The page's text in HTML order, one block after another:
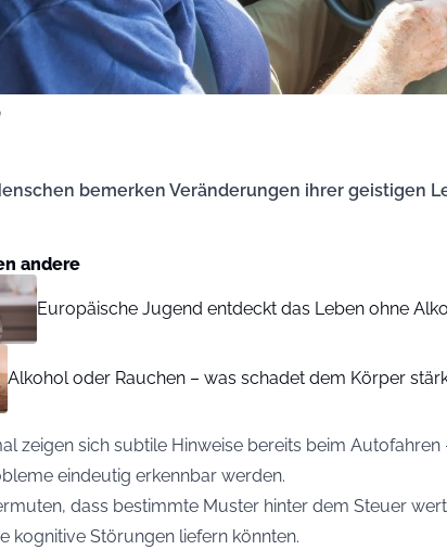
bemerken Veränderungen ihrer geistigen
andere
Europäische Jugend entdeckt das Leben ohne
Alkohol oder Rauchen – was schadet dem Körper
zeigen sich subtile Hinweise bereits beim
eindeutig erkennbar werden.
dass bestimmte Muster hinter dem Steuer
kognitive Störungen liefern könnten.